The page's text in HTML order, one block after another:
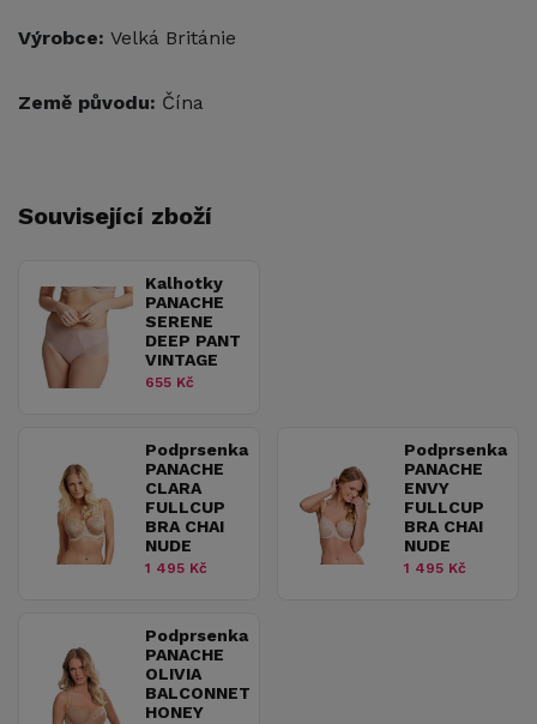
Výrobce: Velká Británie
Země původu: Čína
Související zboží
Kalhotky
PANACHE
SERENE
DEEP PANT
VINTAGE
655 Kč
Podprsenka
PANACHE
CLARA
FULLCUP
BRA CHAI
NUDE
1 495 Kč
Podprsenka
PANACHE
ENVY
FULLCUP
BRA CHAI
NUDE
1 495 Kč
Podprsenka
PANACHE
OLIVIA
BALCONNET
HONEY